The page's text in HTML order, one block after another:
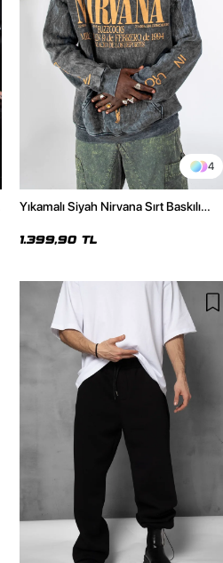
4
Yıkamalı Siyah Nirvana Sırt Baskılı
1.399,90 TL